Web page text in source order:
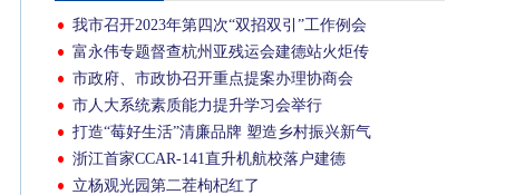
我市召开2023年第四次“双招双引”工作例会
富永伟专题督查杭州亚残运会建德站火炬传
递筹备工作
市政府、市政协召开重点提案办理协商会
市人大系统素质能力提升学习会举行
打造“莓好生活”清廉品牌 塑造乡村振兴新气
象
浙江首家CCAR-141直升机航校落户建德
立杨观光园第二茬枸杞红了